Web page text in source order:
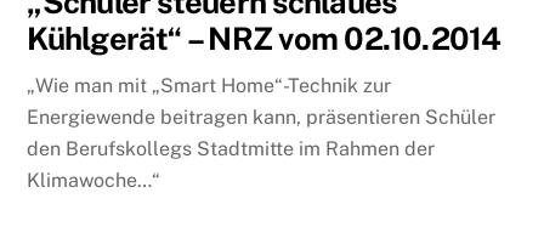
Kühlgerät“ – NRZ vom 02.10.2014
„Wie man mit „Smart Home“-Technik zur
Energiewende beitragen kann, präsentieren Schüler
den Berufskollegs Stadtmitte im Rahmen der
Klimawoche…“